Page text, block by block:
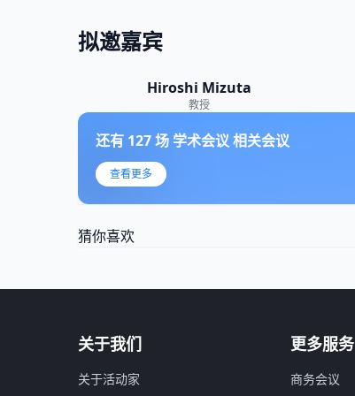
拟邀嘉宾
Hiroshi Mizuta
教授
还有 127场 学术会议 相关会议
查看更多
猜你喜欢
关于我们
关于活动家
更多服务
商务会议